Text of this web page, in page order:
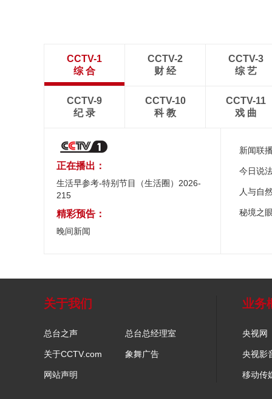
CCTV-1
综 合
CCTV-2
财 经
CCTV-3
综 艺
CCTV-9
纪 录
CCTV-10
科 教
CCTV-11
戏 曲
正在播出：
生活早参考-特别节目（生活圈）2026-
215
精彩预告：
晚间新闻
新闻联
今日说
人与自
秘境之
关于我们
总台之声 总台总经理室
关于CCTV.com 象舞广告
网站声明
业务
央视网
央视影
移动传